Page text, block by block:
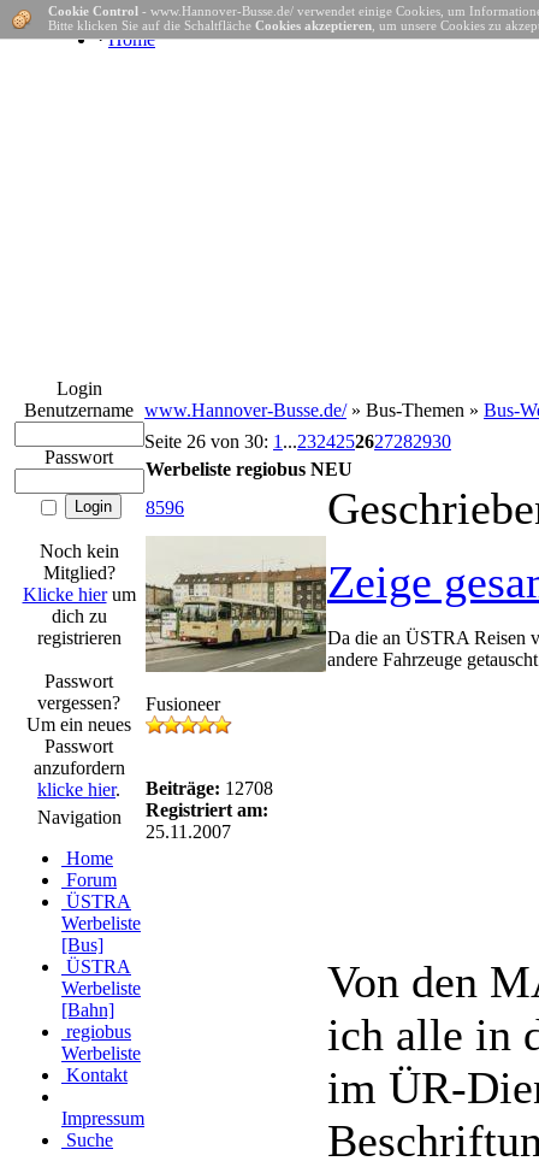
· Home
Login
Benutzername
Passwort
Noch kein
Mitglied?
Klicke hierum
dich zu
registrieren
Passwort
vergessen?
Um ein neues
Passwort
anzufordern
klicke hier.
Navigation
Home
Forum
ÜSTRA
Werbeliste
[Bus]
ÜSTRA
Werbeliste
[Bahn]
regiobus
Werbeliste
Kontakt
Impressum
Suche
Cookie Control - www.Hannover-Busse.de/ verwendet einige Cookies, um
Bitte klicken Sie auf die Schaltfläche Cookies akzeptieren , um unsere Cookies zu
www.Hannover-Busse.de/» Bus-Themen » Bus-
Seite 26 von 30: 1 ...2324252627282930
Werbeliste regiobus NEU
8596
Fusioneer
Beiträge: 12708
Registriert am:
25.11.2007
Zeige
Da die an ÜSTRA Reisen
andere Fahrzeuge
Von den
ich alle in
im ÜR-